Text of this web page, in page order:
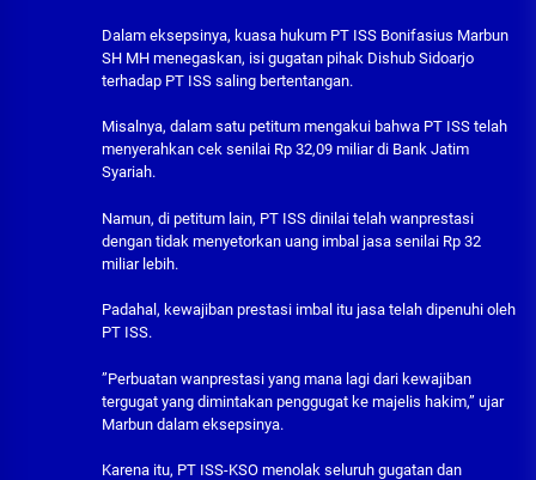
Dalam eksepsinya, kuasa hukum PT ISS Bonifasius Marbun
SH MH menegaskan, isi gugatan pihak Dishub Sidoarjo
terhadap PT ISS saling bertentangan.
Misalnya, dalam satu petitum mengakui bahwa PT ISS telah
menyerahkan cek senilai Rp 32,09 miliar di Bank Jatim
Syariah.
Namun, di petitum lain, PT ISS dinilai telah wanprestasi
dengan tidak menyetorkan uang imbal jasa senilai Rp 32
miliar lebih.
Padahal, kewajiban prestasi imbal itu jasa telah dipenuhi oleh
PT ISS.
”Perbuatan wanprestasi yang mana lagi dari kewajiban
tergugat yang dimintakan penggugat ke majelis hakim,” ujar
Marbun dalam eksepsinya.
Karena itu, PT ISS-KSO menolak seluruh gugatan dan